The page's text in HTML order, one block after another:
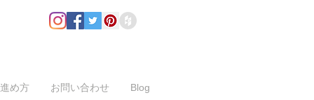
め方 お問い合わせ Blog